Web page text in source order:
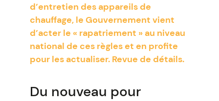
d’entretien des appareils de
chauffage, le Gouvernement vient
d’acter le « rapatriement » au niveau
national de ces règles et en profite
pour les actualiser. Revue de détails.
Du nouveau pour